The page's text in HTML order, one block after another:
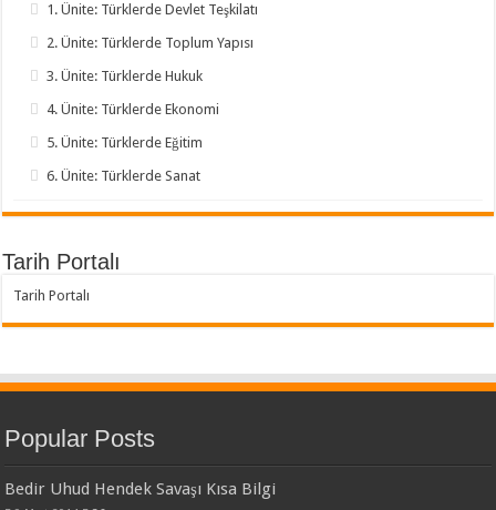
1. Ünite: Türklerde Devlet Teşkilatı
2. Ünite: Türklerde Toplum Yapısı
3. Ünite: Türklerde Hukuk
4. Ünite: Türklerde Ekonomi
5. Ünite: Türklerde Eğitim
6. Ünite: Türklerde Sanat
Tarih Portalı
Tarih Portalı
Popular Posts
Bedir Uhud Hendek Savaşı Kısa Bilgi